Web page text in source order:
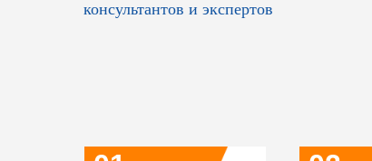
консультантов и экспертов